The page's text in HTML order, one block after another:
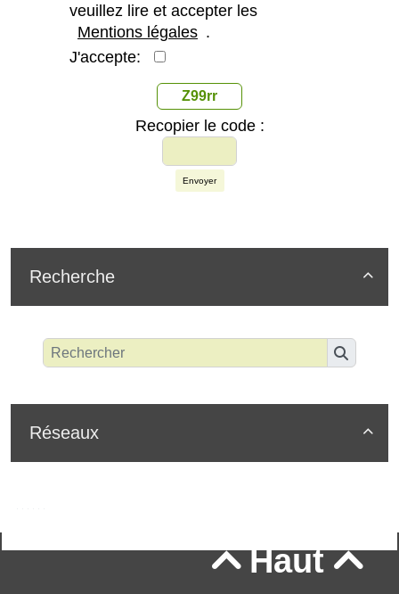
veuillez lire et accepter les
Mentions légales .
J'accepte:
Z99rr
Recopier le code :
Envoyer

Recherche

Réseaux
Haut